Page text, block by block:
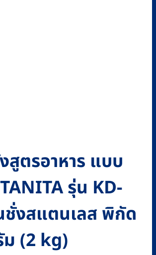
สูตรอาหาร แบบ
รุ่น KD-
ชั่งสแตนเลส พิกัด
ม (2 kg)